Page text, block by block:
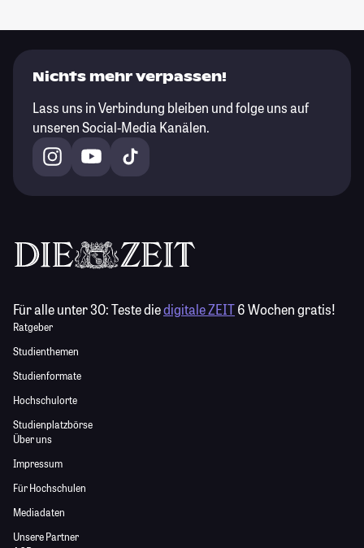
Nichts mehr verpassen!
Lass uns in Verbindung bleiben und folge uns auf
unseren Social-Media Kanälen.
Für alle unter 30:Teste diedigitale ZEIT6 Wochen gratis!
Ratgeber
Studienthemen
Studienformate
Hochschulorte
Studienplatzbörse
Über uns
Impressum
Für Hochschulen
Mediadaten
Unsere Partner